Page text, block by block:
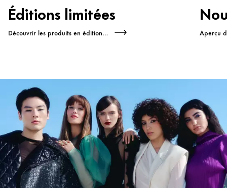
Éditions limitées
Découvrir les produits en édition limitée Aperçu